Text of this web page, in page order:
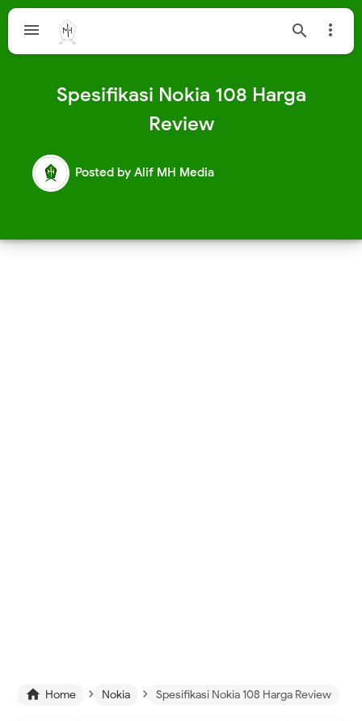
  
Spesifikasi Nokia 108 Harga
Review
Posted by Alif MH Media
 Home › Nokia › Spesifikasi Nokia 108 Harga Review